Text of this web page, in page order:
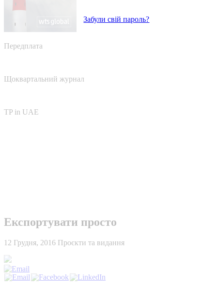
Забули свій пароль?
Передплата
Щоквартальний журнал
TP in UAE
Експортувати просто
12 Грудня, 2016 Проєкти та видання